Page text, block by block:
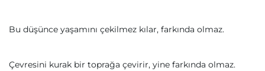
Bu düşünce yaşamını çekilmez kılar, farkında olmaz.
Çevresini kurak bir toprağa çevirir, yine farkında olmaz.